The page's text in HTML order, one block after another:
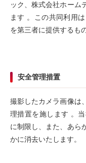
ック、株式会社ホーム
ます 。この共同利用
を第三者に提供するも
安全管理措置
撮影したカメラ画像は
理措置を施します 。
に制限し、また、あら
かに消去いたします。